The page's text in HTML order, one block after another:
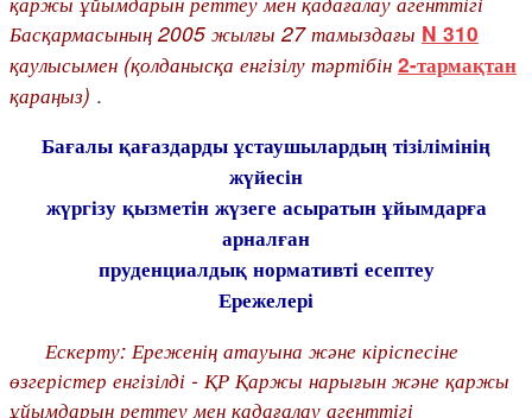
Басқармасының 2005 жылғы 27 тамыздағы N 310
қаулысымен (қолданысқа енгізілу тәртібін 2-тармақтан
қараңыз) .
Бағалы қағаздарды ұстаушылардың тізілімінің
жүйесін
жүргізу қызметін жүзеге асыратын ұйымдарға
арналған
пруденциалдық нормативті есептеу
Ережелері
Ескерту: Ереженің атауына және кіріспесіне
өзгерістер енгізілді - ҚР Қаржы нарығын және қаржы
ұйымдарын реттеу мен қадағалау агенттігі